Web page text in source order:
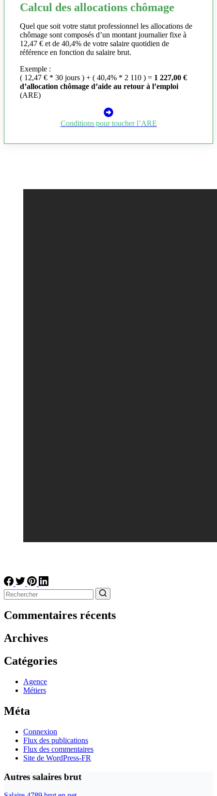
Calcul des allocations chômage
Quel que soit votre statut professionnel les allocations de
chômage sont composés d’un montant journalier fixe à
12,47 € et de 40,4% de votre salaire quotidien de
référence en fonction du salaire brut.
Exemple :
( 12,47 € * 30 jours ) + ( 40,4% * 2 110 ) = 1 227,00 €
d’allocation chômage d’aide au retour à l’emploi
(ARE)
Conditions pour toucher l’ARE
résultat
Commentaires récents
Archives
Catégories
Agence
Métiers
Méta
Connexion
Flux des publications
Flux des commentaires
Site de WordPress-FR
Autres salaires brut